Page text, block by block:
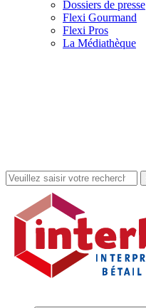
Dossiers de presse
Flexi Gourmand
Flexi Pros
La Médiathèque
Rechercher
dans
site